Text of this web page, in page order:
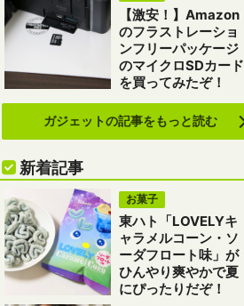
【激安！】Amazon
のフラストレーショ
ンフリーパッケージ
のマイクロSDカード
を買ってみたぞ！
ガジェットの記事をもっと読む
新着記事
お菓子
東ハト「LOVELYキ
ャラメルコーン・ソ
ーダフロート味」が
ひんやり爽やかで夏
にぴったりだぞ！